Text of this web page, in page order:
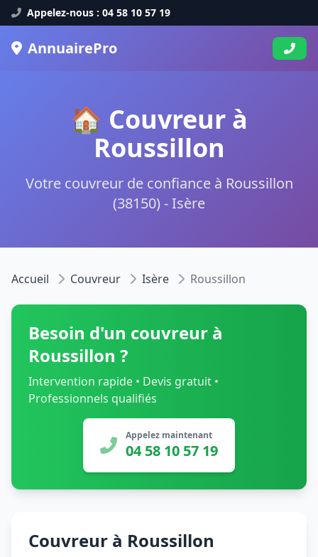
Appelez-nous : 04 58 10 57 19
AnnuairePro
🏠 Couvreur à
Roussillon
Votre couvreur de confiance à Roussillon
(38150) - Isère
Accueil Couvreur Isère Roussillon
Besoin d'un couvreur à
Roussillon ?
Intervention rapide • Devis gratuit •
Professionnels qualifiés
Appelez maintenant
04 58 10 57 19
Couvreur à Roussillon